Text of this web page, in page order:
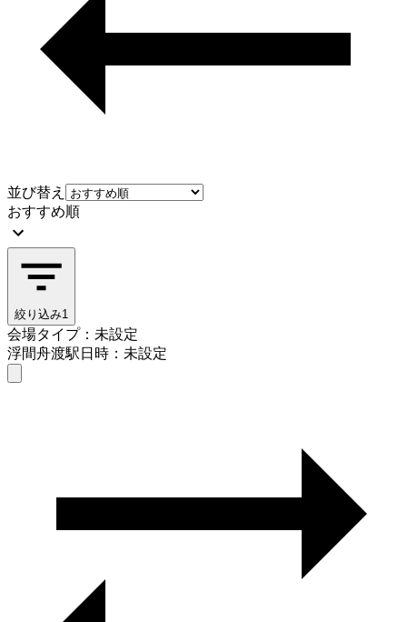
並び替え
おすすめ順
絞り込み1
会場タイプ：未設定
浮間舟渡駅日時：未設定